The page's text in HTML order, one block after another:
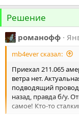
Решение
романофф
mb4ever сказал:
Приехал 211.065
ветра нет.
подводящий
назад, правда б/у.
самое! Кто-то